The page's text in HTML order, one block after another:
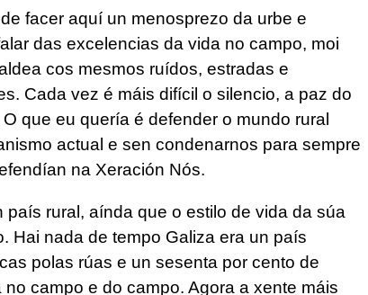
facer aquí un menosprezo da urbe e
das excelencias da vida no campo, moi
cos mesmos ruídos, estradas e
Cada vez é máis difícil o silencio, a paz do
que eu quería é defender o mundo rural
actual e sen condenarnos para sempre
na Xeración Nós.
rural, aínda que o estilo de vida da súa
Hai nada de tempo Galiza era un país
polas rúas e un sesenta por cento de
campo e do campo. Agora a xente máis